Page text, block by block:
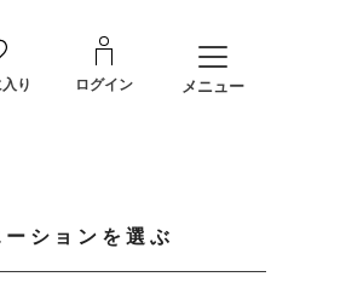
り ログイン メニュー
ションを選ぶ